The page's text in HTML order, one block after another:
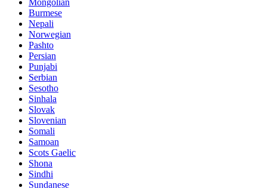
Burmese
Nepali
Norwegian
Pashto
Persian
Punjabi
Serbian
Sesotho
Sinhala
Slovak
Slovenian
Somali
Samoan
Scots Gaelic
Shona
Sindhi
Sundanese